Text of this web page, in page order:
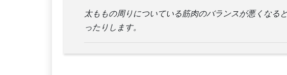
太ももの周りについている筋肉のバランスが悪くなる
ったりします。